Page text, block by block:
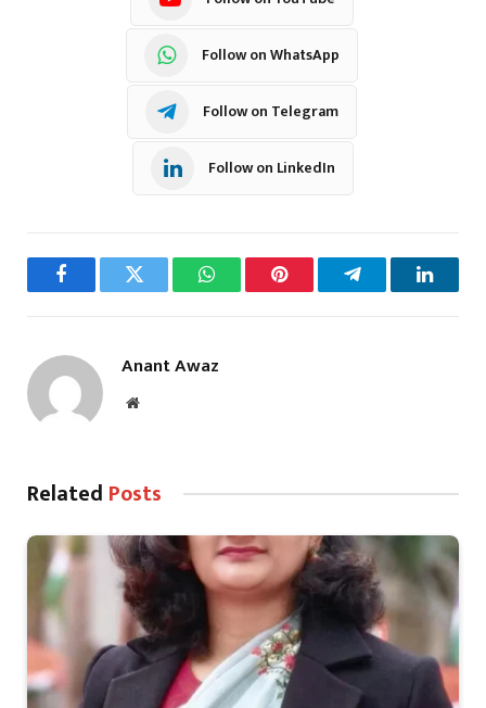
Follow on WhatsApp
Follow on Telegram
Follow on LinkedIn
FacebookTwitter WhatsAppPinterest Telegram
Anant Awaz
Website
Related Posts